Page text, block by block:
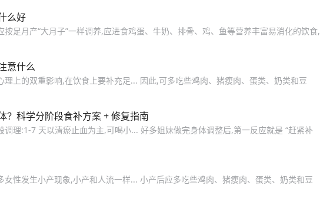
么好
按足月产“大月子”一样调养,应进食鸡蛋、牛奶、排骨、鸡、鱼等营养丰富易消化的饮食,
意什么
理上的双重影响,在饮食上要补充足... 因此,可多吃些鸡肉、猪瘦肉、蛋类、奶类和豆
？科学分阶段食补方案 + 修复指南
调理:1-7 天以清瘀止血为主,可喝小... 好多姐妹做完身体调整后,第一反应就是 “赶紧补
女性发生小产现象,小产和人流一样... 小产后应多吃些鸡肉、猪瘦肉、蛋类、奶类和豆